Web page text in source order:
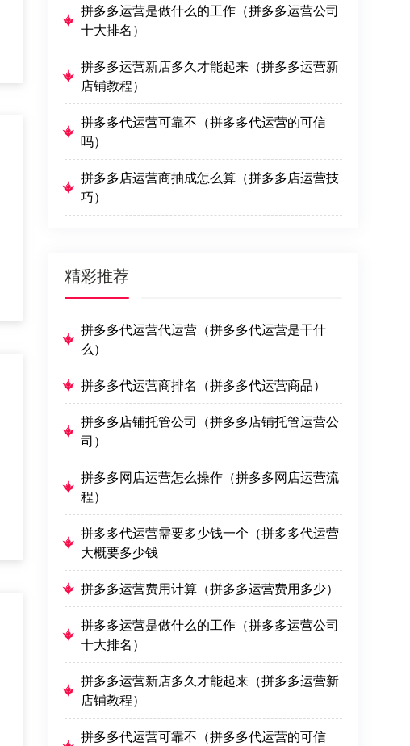
拼多多运营是做什么的工作（拼多多运营公司
十大排名）
拼多多运营新店多久才能起来（拼多多运营新
店铺教程）
拼多多代运营可靠不（拼多多代运营的可信
吗）
拼多多店运营商抽成怎么算（拼多多店运营技
巧）
精彩推荐
拼多多代运营代运营（拼多多代运营是干什
么）
拼多多代运营商排名（拼多多代运营商品）
拼多多店铺托管公司（拼多多店铺托管运营公
司）
拼多多网店运营怎么操作（拼多多网店运营流
程）
拼多多代运营需要多少钱一个（拼多多代运营
大概要多少钱
拼多多运营费用计算（拼多多运营费用多少）
拼多多运营是做什么的工作（拼多多运营公司
十大排名）
拼多多运营新店多久才能起来（拼多多运营新
店铺教程）
拼多多代运营可靠不（拼多多代运营的可信